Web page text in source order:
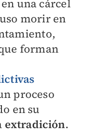
una cárcel
morir en
forman
proceso
en su
extradición.